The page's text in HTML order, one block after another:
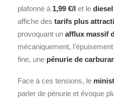
plafonné à 1,99 €/l et le
affiche des tarifs plus
provoquant un afflux massif
mécaniquement,
fine, une pénurie de
Face à ces tensions, le
parler de pénurie et évoque